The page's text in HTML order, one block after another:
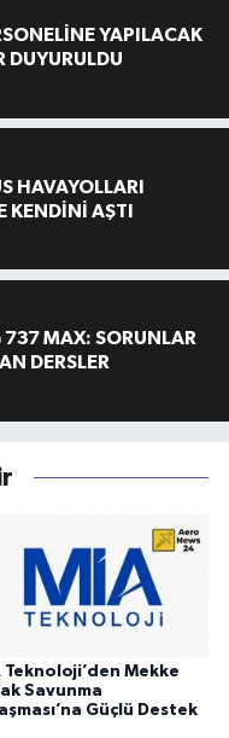
YAPILACAK
DUYURULDU
HAVAYOLLARI
AŞTI
737 MAX: SORUNLAR
DERSLER
Teknoloji’den Mekke
Savunma
Güçlü Destek